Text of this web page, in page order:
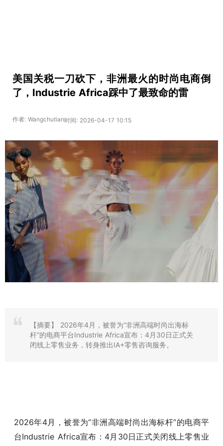
美国关税一刀砍下，非洲最火的时尚电商倒
了，Industrie Africa踩中了最致命的雷
作者: Wangchutian时间: 2026-04-17 10:15
【摘要】
2026年4月，被誉为“非洲高端时尚出海标
杆”的电商平台Industrie Africa宣布：4月30日正式关
闭线上零售业务，转身推出IA+零售咨询服务。
2026年4月，被誉为“非洲高端时尚出海标杆”的电商平
台Industrie Africa宣布：4月30日正式关闭线上零售业